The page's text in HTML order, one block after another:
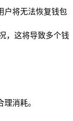
户将无法恢复钱包
，这将导致多个钱
消耗。